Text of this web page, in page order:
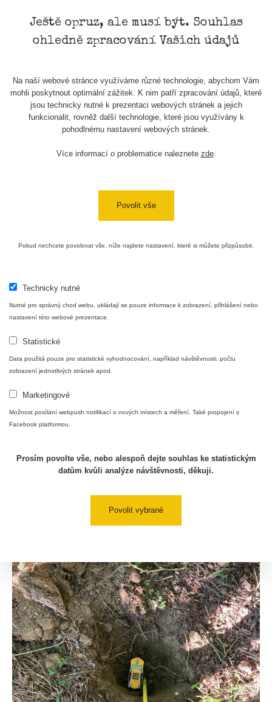
Ještě opruz, ale musí být. Souhlas
ohledně zpracování Vašich údajů
Na naší webové stránce využíváme různé technologie, abychom Vám
mohli poskytnout optimální zážitek. K nim patří zpracování údajů, které
jsou technicky nutné k prezentaci webových stránek a jejich
funkcionalit, rovněž další technologie, které jsou využívány k
pohodlnému nastavení webových stránek.
Více informací o problematice naleznete zde.
Povolit vše
Pokud nechcete povolovat vše, níže najdete nastavení, které si můžete přizpůsobit.
Technicky nutné
Nutné pro správný chod webu, ukládají se pouze informace k zobrazení, přihlášení nebo
nastavení této webové prezentace.
Statistické
Data použitá pouze pro statistické vyhodnocování, například návštěvnosti, počtu
zobrazení jednotlivých stránek apod.
Marketingové
Možnost posílání webpush notifikací o nových místech a měření. Také propojení s
Facebook platformou.
Prosím povolte vše, nebo alespoň dejte souhlas ke statistickým
datům kvůli analýze návštěvnosti, děkuji.
Povolit vybrané